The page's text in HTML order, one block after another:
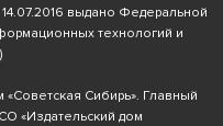
выдано Федеральной
технологий и
Сибирь». Главный
«Издательский дом